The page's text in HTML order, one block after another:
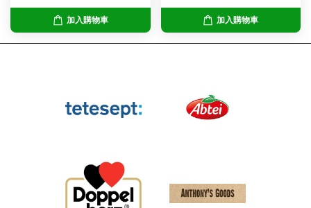
加入購物車 加入購物車